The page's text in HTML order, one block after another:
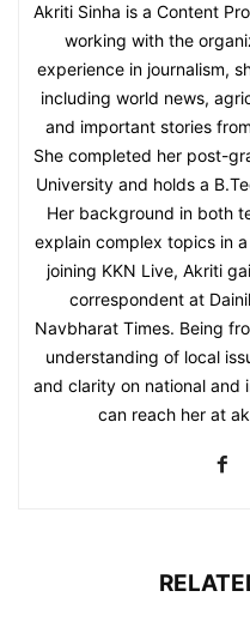
Akriti Sinha is a Content
working with the
experience in journalism,
including world news,
and important stories
She completed her post-
University and holds a
Her background in both
explain complex topics in
joining KKN Live, Akriti
correspondent at
Navbharat Times. Being
understanding of local
and clarity on national and
can reach her at